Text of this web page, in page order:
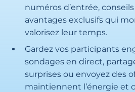
numéros d’entrée,
avantages exclusifs qui
valorisez leur temps.
Gardez vos participants
sondages en direct,
surprises ou envoyez des
maintiennent l’énergie et